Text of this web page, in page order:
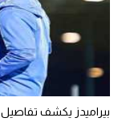
بيراميدز يكشف